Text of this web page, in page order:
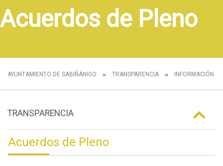
Acuerdos de Pleno
AYUNTAMIENTO DE SABIÑÁNIGO TRANSPARENCIA INFORMACIÓN
TRANSPARENCIA
Acuerdos de Pleno